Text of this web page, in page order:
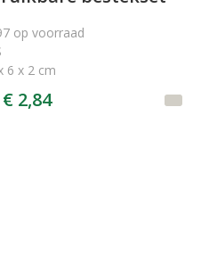
op voorraad
6 x 2 cm
€ 2,84